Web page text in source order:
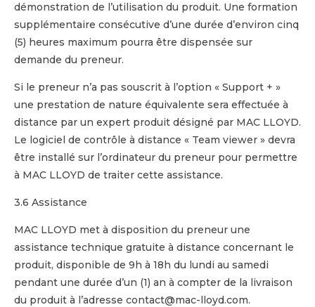
démonstration de l’utilisation du produit. Une formation
supplémentaire consécutive d’une durée d’environ cinq
(5) heures maximum pourra être dispensée sur
demande du preneur.
Si le preneur n’a pas souscrit à l’option « Support + »
une prestation de nature équivalente sera effectuée à
distance par un expert produit désigné par MAC LLOYD.
Le logiciel de contrôle à distance « Team viewer » devra
être installé sur l’ordinateur du preneur pour permettre
à MAC LLOYD de traiter cette assistance.
3.6 Assistance
MAC LLOYD met à disposition du preneur une
assistance technique gratuite à distance concernant le
produit, disponible de 9h à 18h du lundi au samedi
pendant une durée d’un (1) an à compter de la livraison
du produit à l’adresse contact@mac-lloyd.com.